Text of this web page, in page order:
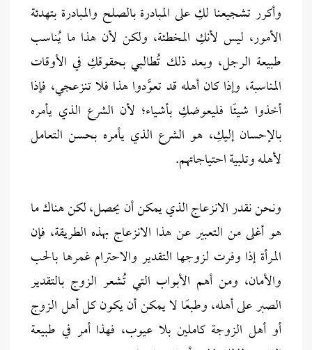
وأكرر تشجيعنا لكِ على المبادرة بالصلح والمبادرة بتهدئة
الأمور، ليس لأنكِ المخطئة، ولكن لأن هذا ما يُناسب
طبيعة الرجل، وبعد ذلك تُطالبي بحقوقكِ في الأوقات
المناسبة، وإذا كان أهله قد تعوَّدوا هذا فلا تنزعجي، فإذا
أخذوا شيئًا فليعوضكِ بأشياء؛ لأن الشرع الذي يأمره
بالإحسان إليكِ، هو الشرع الذي يأمره بحسن التعامل
لأهله وتلبية احتياجاتهم.
ونحن نقدر الانزعاج الذي يمكن أن يحصل، لكن هناك ما
هو أغلى من التعبير عن هذا الانزعاج بهذه الطريقة، فإن
المرأة إذا وفرت لزوجها التقدير والاحترام غمرها بالحب
والأمان، ومن أهم الأبواب التي تُشعر الزوج بالتقدير
الصبر على أهله، وطبعًا لا يمكن أن يكون كل أهل الزوج
أو أهل الزوجة كاملين بلا عيوب، فهذا أمر في طبيعة